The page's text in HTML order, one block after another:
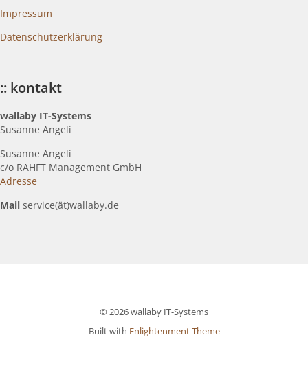
Impressum
Datenschutzerklärung
:: kontakt
wallaby IT-Systems
Susanne Angeli
Susanne Angeli
c/o RAHFT Management GmbH
Adresse
Mail service(ät)wallaby.de
© 2026 wallaby IT-Systems
Built with Enlightenment Theme